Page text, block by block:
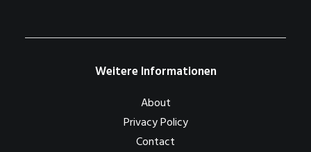
Weitere Informationen
About
Privacy Policy
Contact